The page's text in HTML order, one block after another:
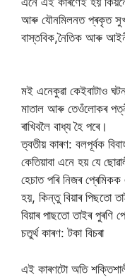
আৰু যৌনমিলনত প্ৰকৃত সুখ
বাস্তবিক,নৈতিক আৰু
মই এনেকুৱা কেইবাটাও
মাতাল আৰু তেওঁলোকৰ
ৰাখিবলৈ বাধ্য হৈ পৰে।
ত্বতীয় কাৰণ: বলপূৰ্বক
কেতিয়াবা এনে হয় যে
হেচাত পৰি নিজৰ
হয়, কিন্তু বিয়াৰ পিছতো
বিয়াৰ পাছতো তাইৰ পুৰণি
চতুৰ্থ কাৰণ: টকা বিচৰা
এই কাৰণটো অতি